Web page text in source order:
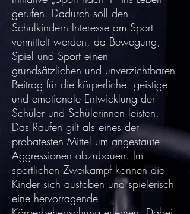
gerufen. Dadurch soll den
Schulkindern Interesse am Sport
vermittelt werden, da Bewegung,
Spiel und Sport einen
grundsätzlichen und unverzichtbaren
Beitrag für die körperliche, geistige
und emotionale Entwicklung der
Schüler und Schülerinnen leisten.
Das Raufen gilt als eines der
probatesten Mittel um angestaute
Aggressionen abzubauen. Im
sportlichen Zweikampf können die
Kinder sich austoben und spielerisch
eine hervorragende